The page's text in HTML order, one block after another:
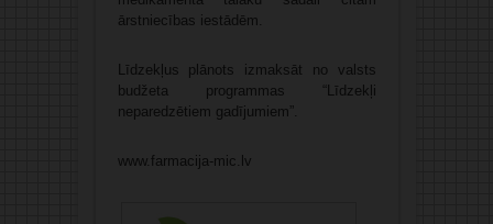
ārstniecības iestādēm.
Līdzekļus plānots izmaksāt no valsts
budžeta programmas “Līdzekļi
neparedzētiem gadījumiem”.
www.farmacija-mic.lv